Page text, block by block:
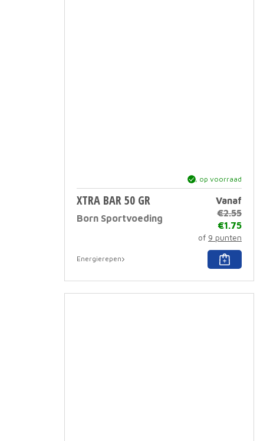
ja, op voorraad
XTRA BAR 50 GR
Born Sportvoeding
Vanaf
€2.55
€1.75
of 9 punten
Energierepen
Dit